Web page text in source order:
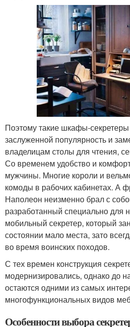
Поэтому такие шкафы-
заслуженной популярность и
владелицам столы для чтения,
Со временем удобство и
мужчины. Многие короли и
комоды в рабочих кабинетах. А
Наполеон неизменно брал с
разработанный специально для
мобильный секретер, который
состоянии мало места, зато
во время воинских походов.
С тех времен конструкция
модернизировались, однако до
остаются одними из самых
многофункциональных видов
Особенности выбора